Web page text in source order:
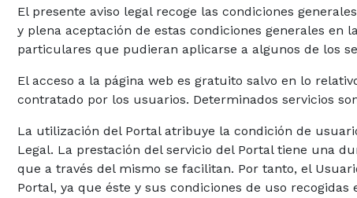
El presente aviso legal recoge las condiciones
y plena aceptación de estas condiciones generales
particulares que pudieran aplicarse a algunos de los
El acceso a la página web es gratuito salvo en lo
contratado por los usuarios. Determinados servicios
La utilización del Portal atribuye la condición de
Legal. La prestación del servicio del Portal tiene una
que a través del mismo se facilitan. Por tanto, el
Portal, ya que éste y sus condiciones de uso